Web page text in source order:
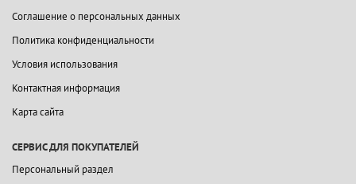
Соглашение о персональных данных
Политика конфиденциальности
Условия использования
Контактная информация
Карта сайта
СЕРВИС ДЛЯ ПОКУПАТЕЛЕЙ
Персональный раздел